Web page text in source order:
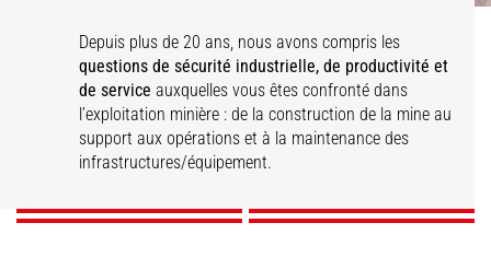
Depuis plus de 20 ans, nous avons compris les
questions de sécurité industrielle, de productivité et
de service auxquelles vous êtes confronté dans
l’exploitation minière : de la construction de la mine au
support aux opérations et à la maintenance des
infrastructures/équipement.
Mine à ciel ouvert Mine souterraine
Installations minières
DÉCOUVRIR
Stockage,
entreposage
DÉCOUVRIR